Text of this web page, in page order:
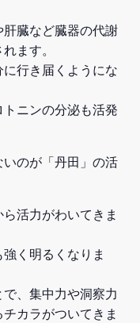
臓など臓器の代謝
ます。
行き届くようにな
ニンの分泌も活発
のが「丹田」の活
活力がわいてきま
く明るくなりま
、集中力や洞察力
カラがついてきま